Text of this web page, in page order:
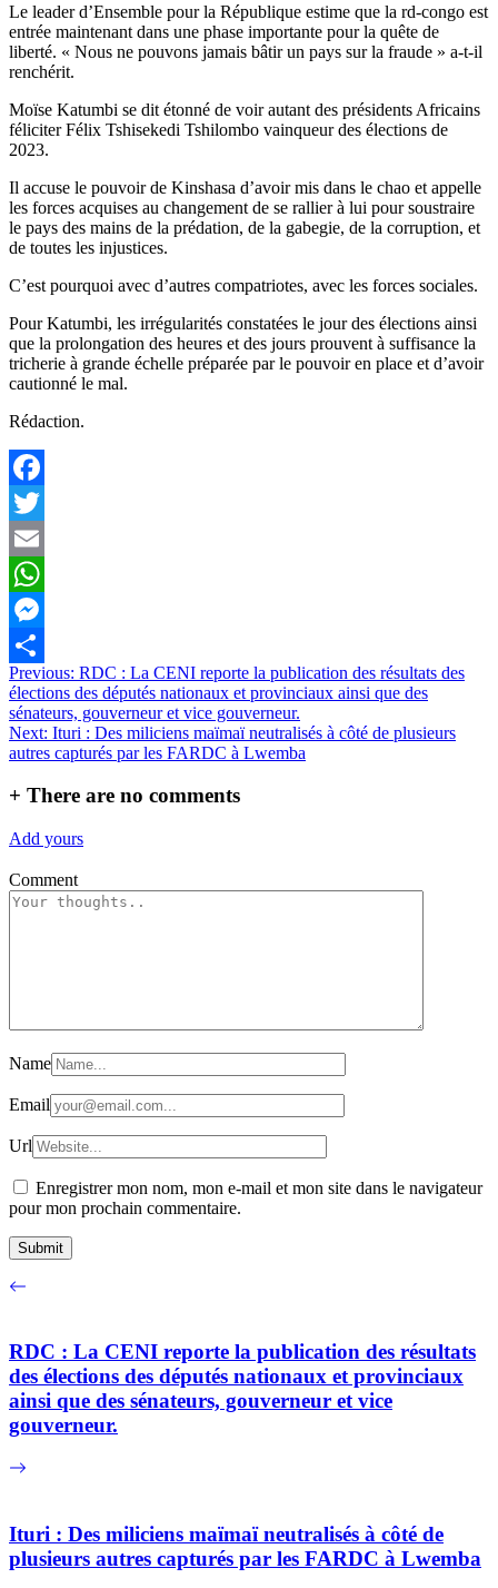
Le leader d’Ensemble pour la République estime que la rd-congo est
entrée maintenant dans une phase importante pour la quête de
liberté. « Nous ne pouvons jamais bâtir un pays sur la fraude » a-t-il
renchérit.
Moïse Katumbi se dit étonné de voir autant des présidents Africains
féliciter Félix Tshisekedi Tshilombo vainqueur des élections de
2023.
Il accuse le pouvoir de Kinshasa d’avoir mis dans le chao et appelle
les forces acquises au changement de se rallier à lui pour soustraire
le pays des mains de la prédation, de la gabegie, de la corruption, et
de toutes les injustices.
C’est pourquoi avec d’autres compatriotes, avec les forces sociales.
Pour Katumbi, les irrégularités constatées le jour des élections ainsi
que la prolongation des heures et des jours prouvent à suffisance la
tricherie à grande échelle préparée par le pouvoir en place et d’avoir
cautionné le mal.
Rédaction.
Facebook
Twitter
Email
WhatsApp
Messenger
Partager
Navigation
de
l’article
Previous: RDC : La CENI reporte la publication des résultats des
élections des députés nationaux et provinciaux ainsi que des
sénateurs, gouverneur et vice gouverneur.
Next: Ituri : Des miliciens maïmaï neutralisés à côté de plusieurs
autres capturés par les FARDC à Lwemba
+ There are no comments
Add yours
Comment
Name
Email
Url
Enregistrer mon nom, mon e-mail et mon site dans le navigateur
pour mon prochain commentaire.
RDC : La CENI reporte la publication des résultats
des élections des députés nationaux et provinciaux
ainsi que des sénateurs, gouverneur et vice
gouverneur.
Ituri : Des miliciens maïmaï neutralisés à côté de
plusieurs autres capturés par les FARDC à Lwemba